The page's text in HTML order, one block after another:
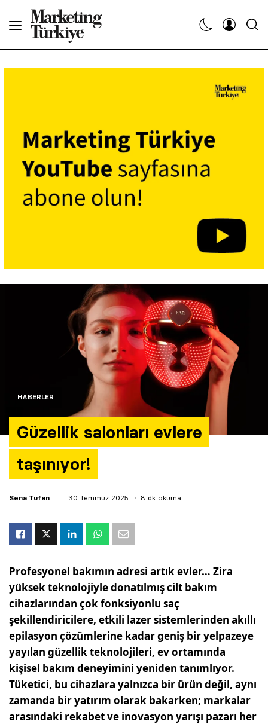
HABERLER
Güzellik salonları evlere
taşınıyor!
Sena Tufan 30 Temmuz 2025 8 dk okuma
Profesyonel bakımın adresi artık evler… Zira
yüksek teknolojiyle donatılmış cilt bakım
cihazlarından çok fonksiyonlu saç
şekillendiricilere, etkili lazer sistemlerinden akıllı
epilasyon çözümlerine kadar geniş bir yelpazeye
yayılan güzellik teknolojileri, ev ortamında
kişisel bakım deneyimini yeniden tanımlıyor.
Tüketici, bu cihazlara yalnızca bir ürün değil, aynı
zamanda bir yatırım olarak bakarken; markalar
arasındaki rekabet ve inovasyon yarışı pazarı her
Dergiler
Etkinlikler